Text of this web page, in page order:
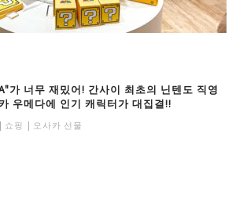
가 너무 재밌어! 간사이 최초의 닌텐도 직영
우메다에 인기 캐릭터가 대집결!!
쇼핑 오사카 선물